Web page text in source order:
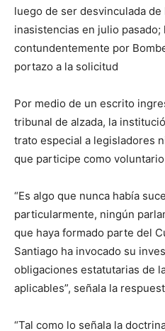
luego de ser desvinculada
inasistencias en julio
contundentemente por
portazo a la solicitud
Por medio de un escrito
tribunal de alzada, la
trato especial a legisladores
que participe como
“Es algo que nunca había
particularmente, ningún
que haya formado parte del
Santiago ha invocado su
obligaciones estatutarias de
aplicables”, señala la
“Tal como lo señala la